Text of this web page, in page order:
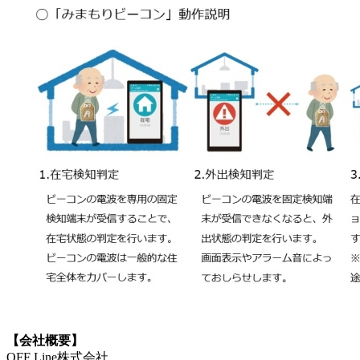
【会社概要】
OFF Line株式会社